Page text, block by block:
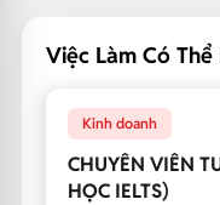
Việc Làm Có
Kinh doanh
CHUYÊN VIÊN
HỌC IELTS)